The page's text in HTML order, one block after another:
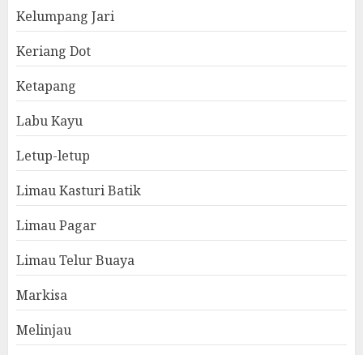
Kelumpang Jari
Keriang Dot
Ketapang
Labu Kayu
Letup-letup
Limau Kasturi Batik
Limau Pagar
Limau Telur Buaya
Markisa
Melinjau